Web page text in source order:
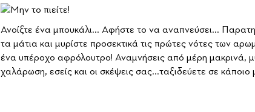
Ανοίξτε ένα μπουκάλι... Αφήστε το να αναπνεύσει...
τα μάτια και μυρίστε προσεκτικά τις πρώτες νότες των
ένα υπέροχο αφρόλουτρο! Αναμνήσεις από μέρη μακρινά,
χαλάρωση, εσείς και οι σκέψεις σας...ταξιδεύετε σε κάποιο